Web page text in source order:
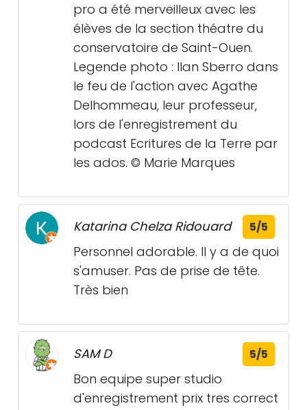
pro a été merveilleux avec les
élèves de la section théatre du
conservatoire de Saint-Ouen.
Legende photo : Ilan Sberro dans
le feu de l'action avec Agathe
Delhommeau, leur professeur,
lors de l'enregistrement du
podcast Ecritures de la Terre par
les ados. © Marie Marques
Katarina Chelza Ridouard 5/5
Personnel adorable. Il y a de quoi
s'amuser. Pas de prise de tête.
Très bien
SAM D 5/5
Bon equipe super studio
d'enregistrement prix tres correct